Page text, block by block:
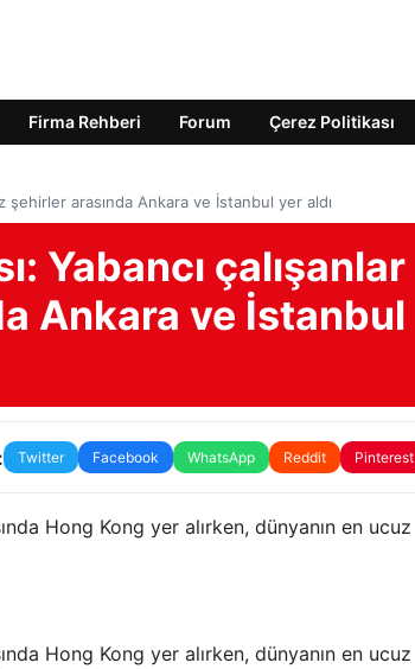
Firma Rehberi Forum Çerez Politikası
şehirler arasında Ankara ve İstanbul yer aldı
Yabancı çalışanlar
Ankara ve İstanbul
Twitter Facebook WhatsApp Reddit Pinterest
Hong Kong yer alırken, dünyanın en ucuz
Hong Kong yer alırken, dünyanın en ucuz